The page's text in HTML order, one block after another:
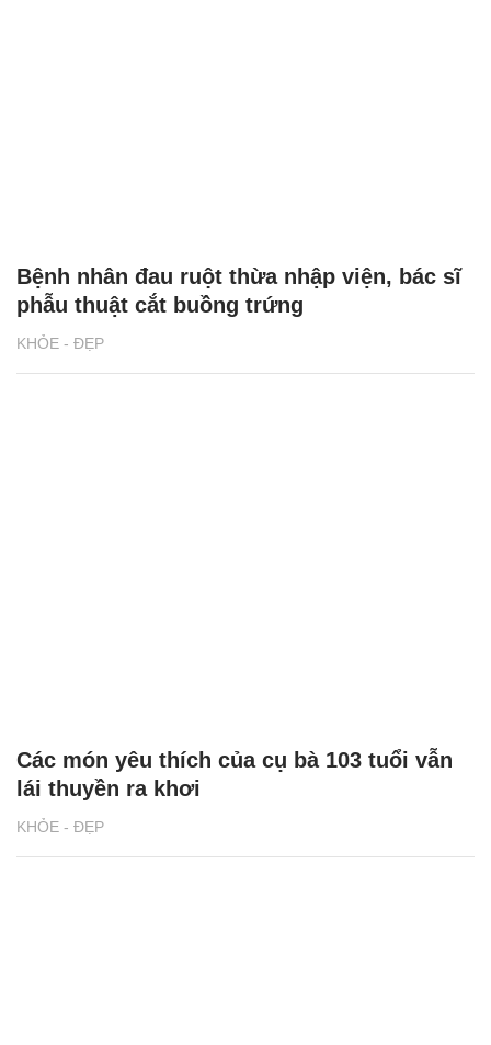
KHỎE - ĐẸP
Bệnh nhân đau ruột thừa nhập viện, bác sĩ
phẫu thuật cắt buồng trứng
KHỎE - ĐẸP
Các món yêu thích của cụ bà 103 tuổi vẫn
lái thuyền ra khơi